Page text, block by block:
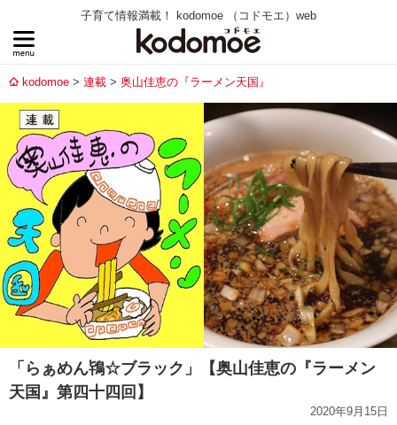
子育て情報満載！ kodomoe （コドモエ）web
kodomoe 連載 奥山佳恵の『ラーメン天国』
「らぁめん鴇☆ブラック」【奥山佳恵の『ラーメン
天国』第四十四回】
2020年9月15日